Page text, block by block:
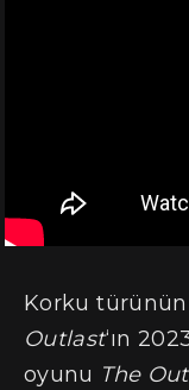
Korku
Outlast‘ın
oyunu The